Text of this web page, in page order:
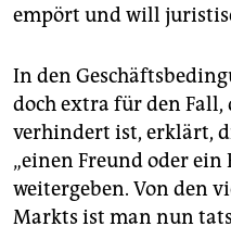
empört und will
In den
doch extra für den Fall,
verhindert ist, erklärt,
„einen Freund oder
weitergeben. Von den
Markts ist man nun